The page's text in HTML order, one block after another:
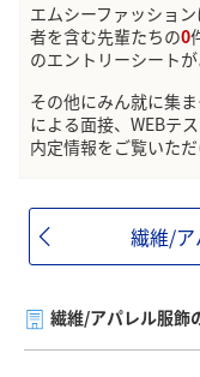
エムシーファッショ
者を含む先輩たちの0
のエントリーシートが
その他にみん就に集
による面接、WEBテ
内定情報をご覧いただ
繊維/ア
繊維/アパレル服飾